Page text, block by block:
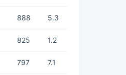
888 5.3
825 1.2
797 7.1